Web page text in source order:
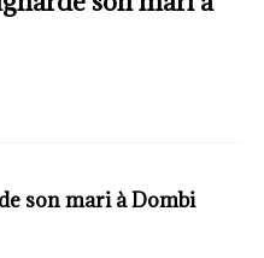
son mari à Dombi